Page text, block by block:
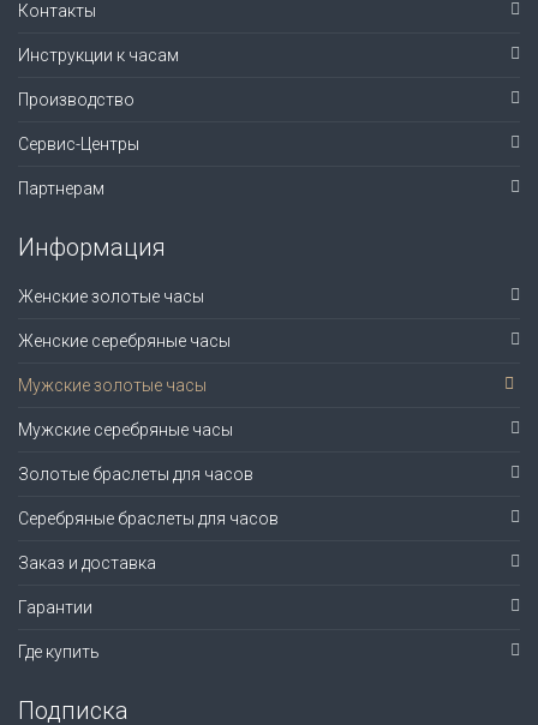
Контакты
Инструкции к часам
Производство
Сервис-Центры
Партнерам
Информация
Женские золотые часы
Женские серебряные часы
Мужские золотые часы
Мужские серебряные часы
Золотые браслеты для часов
Серебряные браслеты для часов
Заказ и доставка
Гарантии
Где купить
Подписка